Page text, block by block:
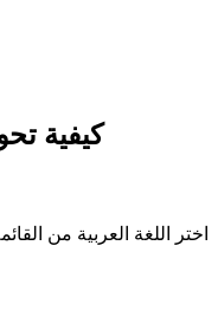
كيفية
اختر اللغة العربية من